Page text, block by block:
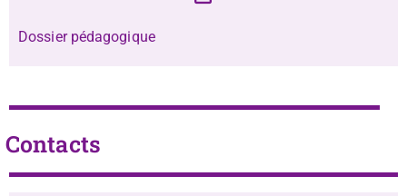
Dossier pédagogique
Contacts